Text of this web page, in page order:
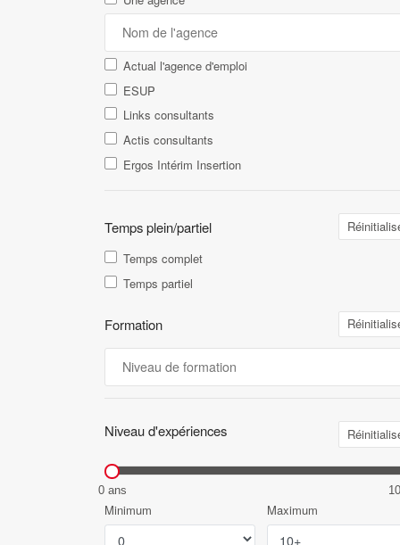
Actual l'agence d'emploi
ESUP
Links consultants
Actis consultants
Ergos Intérim Insertion
Temps plein/partiel
Temps complet
Temps partiel
Formation
Niveau d'expériences
0 ans
Minimum Maximum